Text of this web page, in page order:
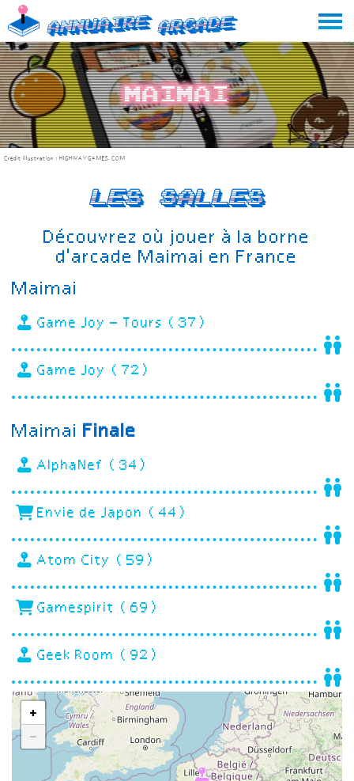
Skip
to
content
Annuaire Arcade
Crédit illustration : HIGHWAYGAMES.COM
Maimai
Les salles
Découvrez où jouer à la borne
d'arcade Maimai en France
Maimai
Game Joy – Tours (37)
Game Joy (72)
Maimai Finale
AlphaNef (34)
Envie de Japon (44)
Atom City (59)
Gamespirit (69)
Geek Room (92)
+
−